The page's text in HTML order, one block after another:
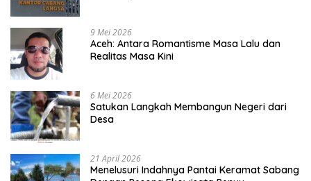
9 Mei 2026
Aceh: Antara Romantisme Masa Lalu dan
Realitas Masa Kini
6 Mei 2026
Satukan Langkah Membangun Negeri dari
Desa
21 April 2026
Menelusuri Indahnya Pantai Keramat Sabang